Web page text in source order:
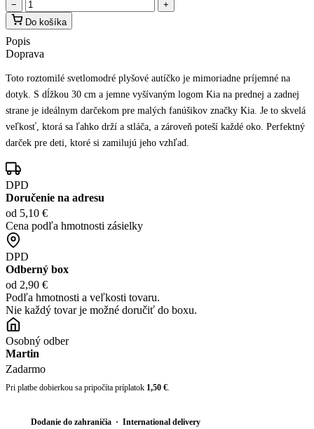
−
+
Do košíka
Popis
Doprava
Toto roztomilé svetlomodré plyšové autíčko je mimoriadne príjemné na
dotyk. S dĺžkou 30 cm a jemne vyšívaným logom Kia na prednej a zadnej
strane je ideálnym darčekom pre malých fanúšikov značky Kia. Je to skvelá
veľkosť, ktorá sa ľahko drží a stláča, a zároveň poteší každé oko. Perfektný
darček pre deti, ktoré si zamilujú jeho vzhľad.
DPD
Doručenie na adresu
od 5,10 €
Cena podľa hmotnosti zásielky
DPD
Odberný box
od 2,90 €
Podľa hmotnosti a veľkosti tovaru.
Nie každý tovar je možné doručiť do boxu.
Osobný odber
Martin
Zadarmo
Pri platbe dobierkou sa pripočíta príplatok 1,50 €.
Dodanie do zahraničia · International delivery